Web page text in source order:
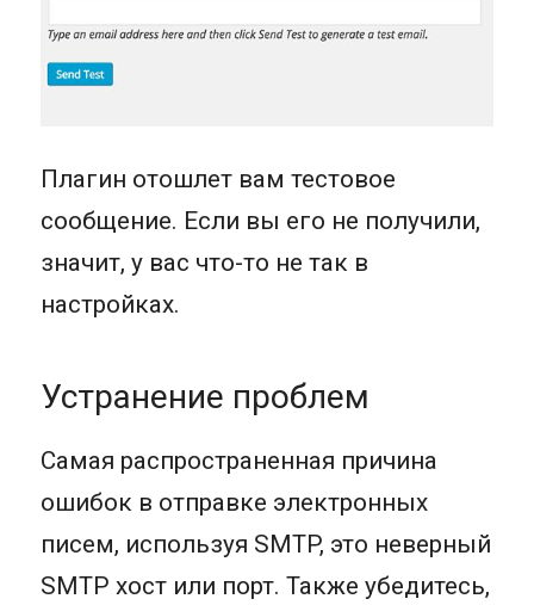
Плагин отошлет вам тестовое
сообщение. Если вы его не получили,
значит, у вас что-то не так в
настройках.
Устранение проблем
Самая распространенная причина
ошибок в отправке электронных
писем, используя SMTP, это неверный
SMTP хост или порт. Также убедитесь,